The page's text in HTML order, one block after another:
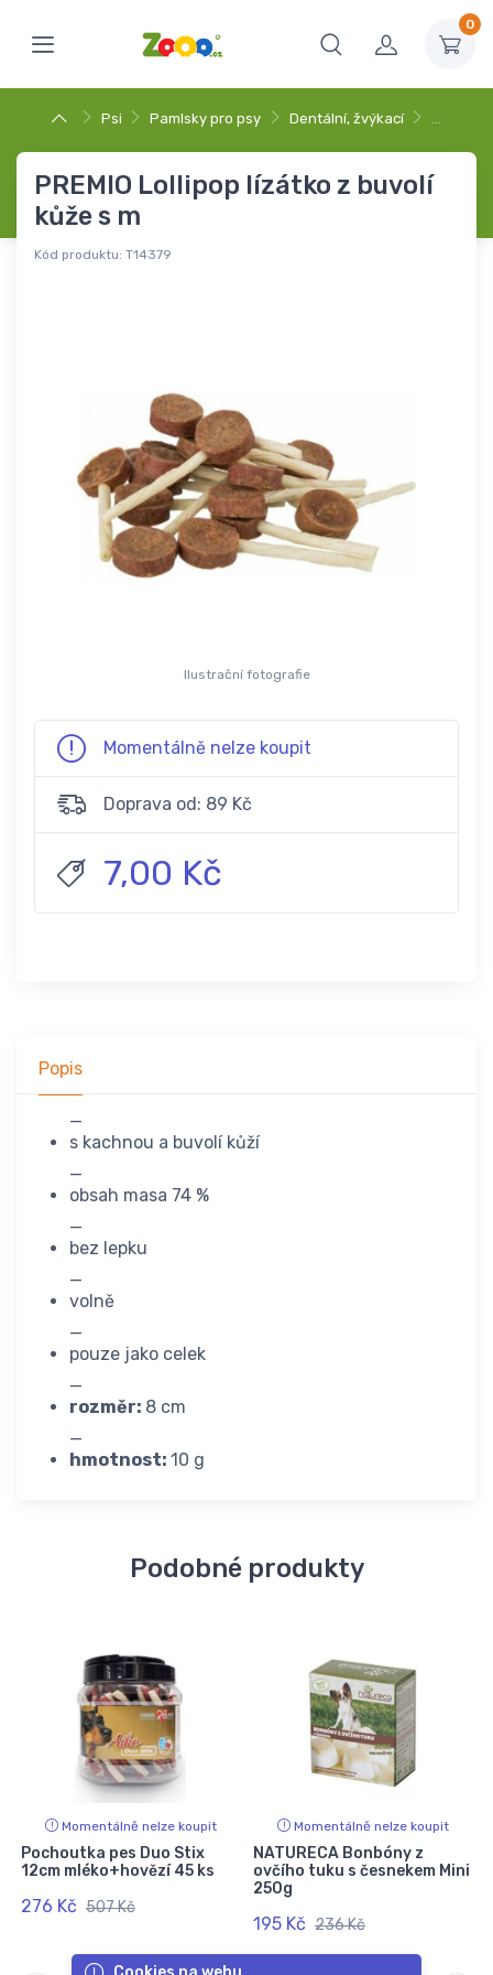
0
Psi Pamlsky pro psy Dentální, žvýkací …
PREMIO Lollipop lízátko z buvolí
kůže s m
Kód produktu: T14379
Ilustrační fotografie
Momentálně nelze koupit
Doprava od: 89 Kč
7,00 Kč
Popis
_
s kachnou a buvolí kůží
_
obsah masa 74 %
_
bez lepku
_
volně
_
pouze jako celek
_
rozměr: 8 cm
_
hmotnost: 10 g
Podobné produkty
Momentálně nelze koupit
Pochoutka pes Duo Stix
12cm mléko+hovězí 45 ks
276 Kč 507 Kč
Momentálně nelze koupit
NATURECA Bonbóny z
ovčího tuku s česnekem Mini
250g
195 Kč 236 Kč